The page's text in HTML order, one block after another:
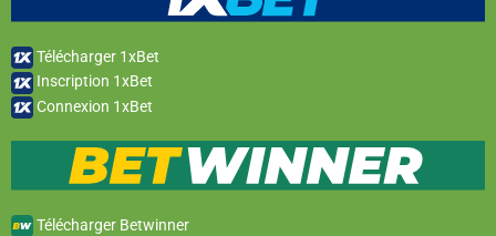
Télécharger 1xBet
Inscription 1xBet
Connexion 1xBet
Télécharger Betwinner